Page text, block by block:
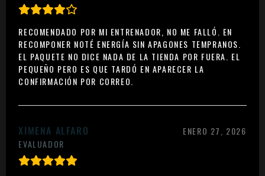
RECOMENDADO POR MI ENTRENADOR, NO ME FALLÓ. EN
RECOMPONER NOTÉ ENERGÍA SIN APAGONES TEMPRANOS.
EL PAQUETE NO DICE NADA DE LA TIENDA POR FUERA. EL
PEQUEÑO PERO ES QUE TARDÓ EN APARECER LA
CONFIRMACIÓN POR CORREO.
XIMENA ALFARO
EVALUADOR
ENERO 27, 2026